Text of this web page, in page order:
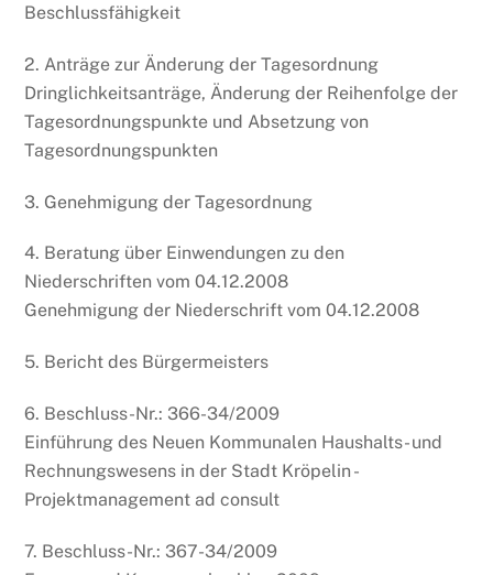
Beschlussfähigkeit
2. Anträge zur Änderung der Tagesordnung
Dringlichkeitsanträge, Änderung der Reihenfolge der
Tagesordnungspunkte und Absetzung von
Tagesordnungspunkten
3. Genehmigung der Tagesordnung
4. Beratung über Einwendungen zu den
Niederschriften vom 04.12.2008
Genehmigung der Niederschrift vom 04.12.2008
5. Bericht des Bürgermeisters
6. Beschluss-Nr.: 366-34/2009
Einführung des Neuen Kommunalen Haushalts- und
Rechnungswesens in der Stadt Kröpelin -
Projektmanagement ad consult
7. Beschluss-Nr.: 367-34/2009